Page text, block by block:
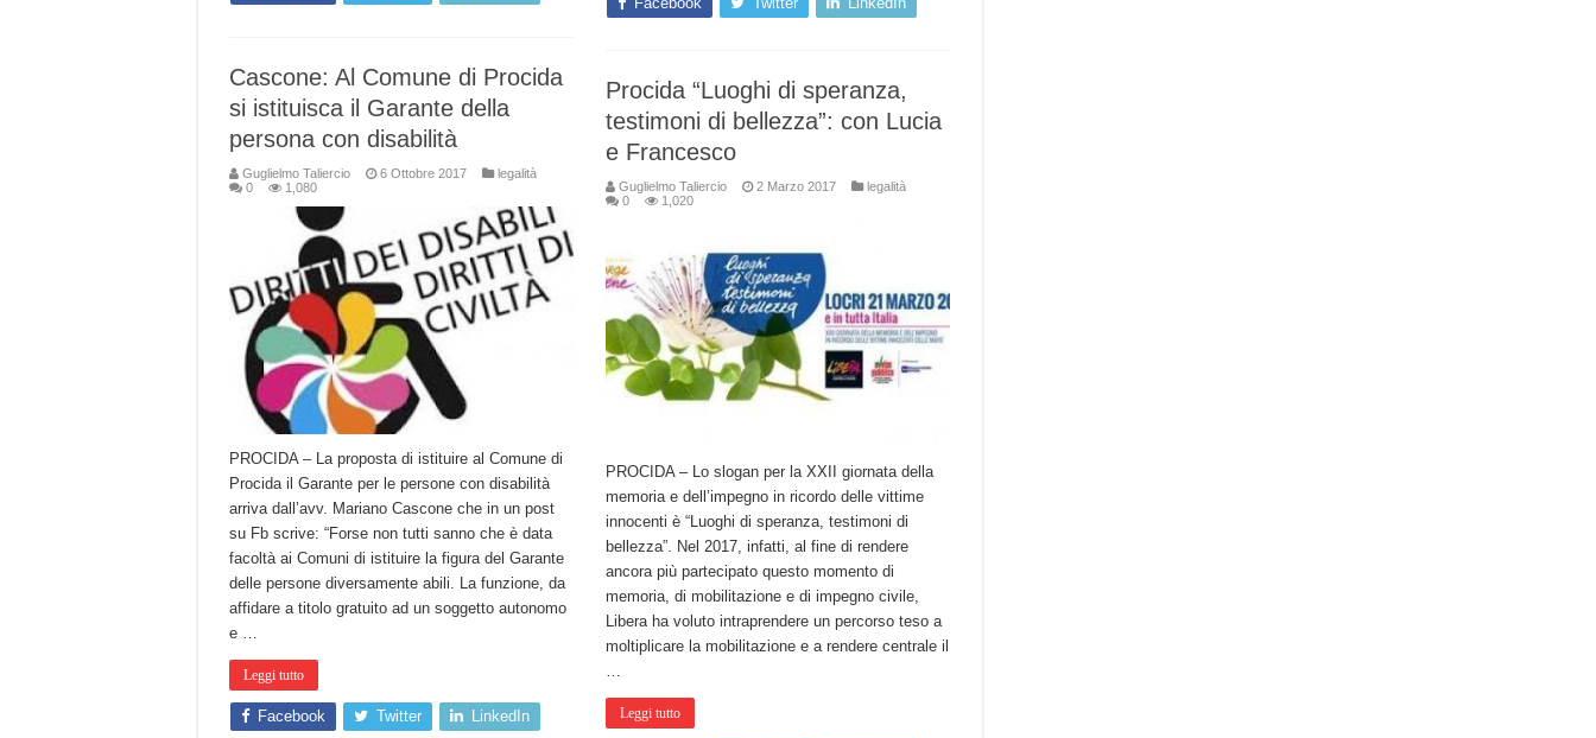
Cascone: Al Comune di Procida
si istituisca il Garante della
persona con disabilità
Guglielmo Taliercio 6 Ottobre 2017
legalità
0
1,080
PROCIDA – La proposta di istituire al Comune di
Procida il Garante per le persone con disabilità
arriva dall’avv. Mariano Cascone che in un post
su Fb scrive: “Forse non tutti sanno che è data
facoltà ai Comuni di istituire la figura del Garante
delle persone diversamente abili. La funzione, da
affidare a titolo gratuito ad un soggetto autonomo
e …
Leggi tutto
Facebook Twitter LinkedIn
Procida “Luoghi di speranza,
testimoni di bellezza”: con Lucia
e Francesco
Guglielmo Taliercio 2 Marzo 2017
legalità
0
1,020
PROCIDA – Lo slogan per la XXII giornata della
memoria e dell’impegno in ricordo delle vittime
innocenti è “Luoghi di speranza, testimoni di
bellezza”. Nel 2017, infatti, al fine di rendere
ancora più partecipato questo momento di
memoria, di mobilitazione e di impegno civile,
Libera ha voluto intraprendere un percorso teso a
moltiplicare la mobilitazione e a rendere centrale il
…
Leggi tutto